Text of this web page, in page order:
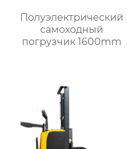
Полуэлектрический
самоходный
погрузчик 1600mm